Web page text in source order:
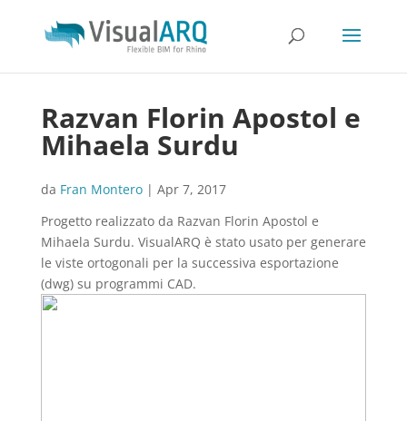
Razvan Florin Apostol e
Mihaela Surdu
da Fran Montero| Apr 7, 2017
Progetto realizzato da Razvan Florin Apostol e
Mihaela Surdu. VisualARQ è stato usato per generare
le viste ortogonali per la successiva esportazione
(dwg) su programmi CAD.